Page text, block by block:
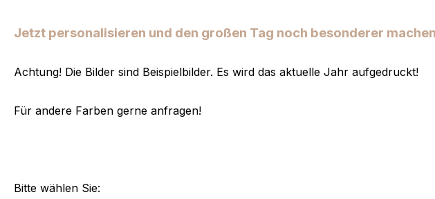
Jetzt personalisieren und den großen Tag noch besonderer
Achtung! Die Bilder sind Beispielbilder. Es wird das aktuelle Jahr aufgedruckt!
Für andere Farben gerne anfragen!
Bitte wählen Sie: